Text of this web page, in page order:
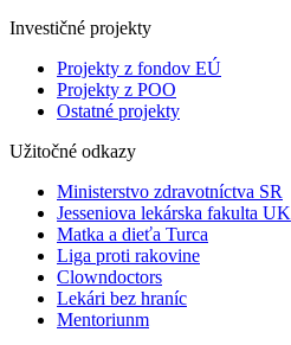
Investičné projekty
Projekty z fondov EÚ
Projekty z POO
Ostatné projekty
Užitočné odkazy
Ministerstvo zdravotníctva SR
Jesseniova lekárska fakulta UK
Matka a dieťa Turca
Liga proti rakovine
Clowndoctors
Lekári bez hraníc
Mentoriunm